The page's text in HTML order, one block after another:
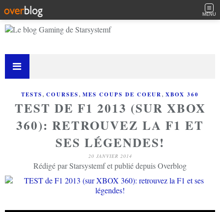
MENU
TESTS, COURSES, MES COUPS DE COEUR, XBOX 360
TEST DE F1 2013 (SUR XBOX
360): RETROUVEZ LA F1 ET
SES LÉGENDES!
20 JANVIER 2014
Rédigé par Starsystemf et publié depuis Overblog